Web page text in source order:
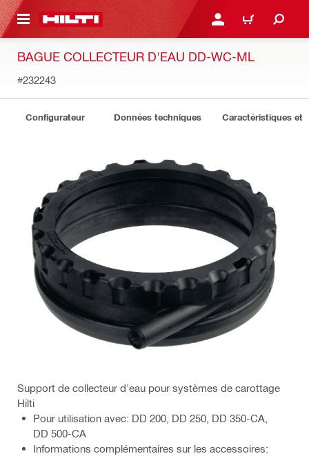
CONTENT CONNEXION OU
PANIER
BAGUE COLLECTEUR D'EAU DD-WC-ML
#232243
Configurateur Données techniques Caractéristiques et
Support de collecteur d'eau pour systèmes de carottage
Hilti
Pour utilisation avec: DD 200, DD 250, DD 350-CA,
DD 500-CA
Informations complémentaires sur les accessoires: